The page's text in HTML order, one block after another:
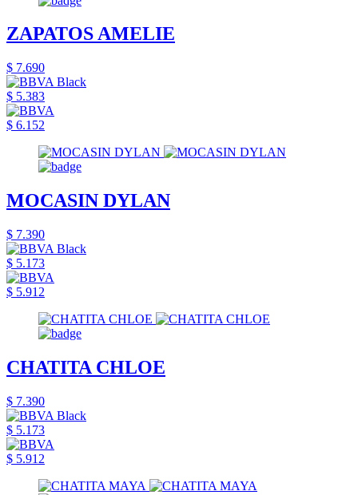
ZAPATOS AMELIE
$ 7.690
$ 5.383
$ 6.152
MOCASIN DYLAN
$ 7.390
$ 5.173
$ 5.912
CHATITA CHLOE
$ 7.390
$ 5.173
$ 5.912